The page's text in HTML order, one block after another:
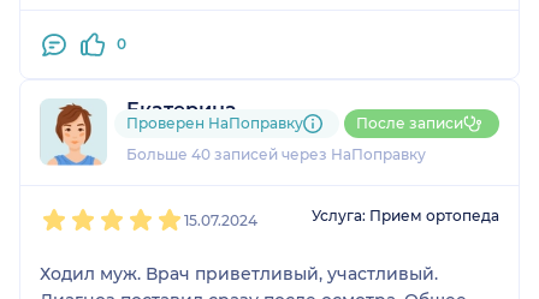
только к нему! Искренне советую
0
Екатерина
19 отзывов
Больше 40 записей через НаПоправку
Проверен НаПоправку После записи
15.07.2024 Услуга: Прием ортопеда
Ходил муж. Врач приветливый, участливый.